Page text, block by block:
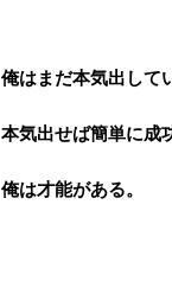
俺はまだ本気出して
本気出せば簡単に成
俺は才能がある。